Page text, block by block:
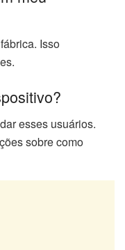
Isso
esses usuários.
sobre como